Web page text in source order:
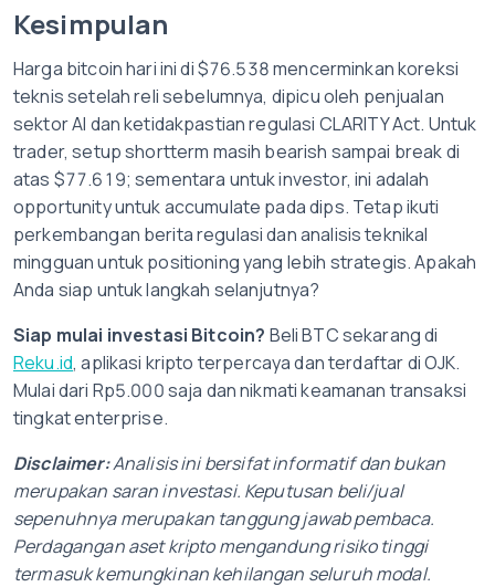
Kesimpulan
Harga bitcoin hari ini di $76.538 mencerminkan koreksi
teknis setelah reli sebelumnya, dipicu oleh penjualan
sektor AI dan ketidakpastian regulasi CLARITY Act. Untuk
trader, setup shortterm masih bearish sampai break di
atas $77.619; sementara untuk investor, ini adalah
opportunity untuk accumulate pada dips. Tetap ikuti
perkembangan berita regulasi dan analisis teknikal
mingguan untuk positioning yang lebih strategis. Apakah
Anda siap untuk langkah selanjutnya?
Siap mulai investasi Bitcoin? Beli BTC sekarang di
Reku.id, aplikasi kripto terpercaya dan terdaftar di OJK.
Mulai dari Rp5.000 saja dan nikmati keamanan transaksi
tingkat enterprise.
Disclaimer:Analisis ini bersifat informatif dan bukan
merupakan saran investasi. Keputusan beli/jual
sepenuhnya merupakan tanggung jawab pembaca.
Perdagangan aset kripto mengandung risiko tinggi
termasuk kemungkinan kehilangan seluruh modal.